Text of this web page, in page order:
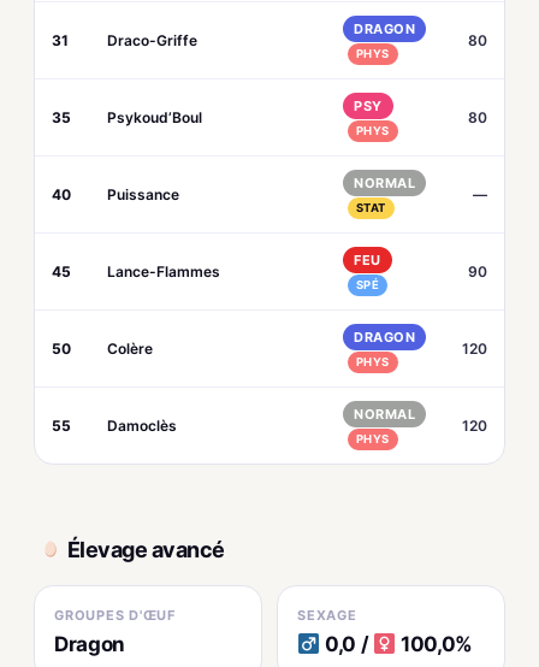
31 Draco-Griffe
DRAGON
PHYS
80
35 Psykoud’Boul
PSY
PHYS
80
40 Puissance
NORMAL
STAT
—
45 Lance-Flammes
FEU
SPÉ
90
50 Colère
DRAGON
PHYS
120
55 Damoclès
NORMAL
PHYS
120
Élevage avancé
GROUPES D'ŒUF
Dragon
SEXAGE
0,0 / 100,0%